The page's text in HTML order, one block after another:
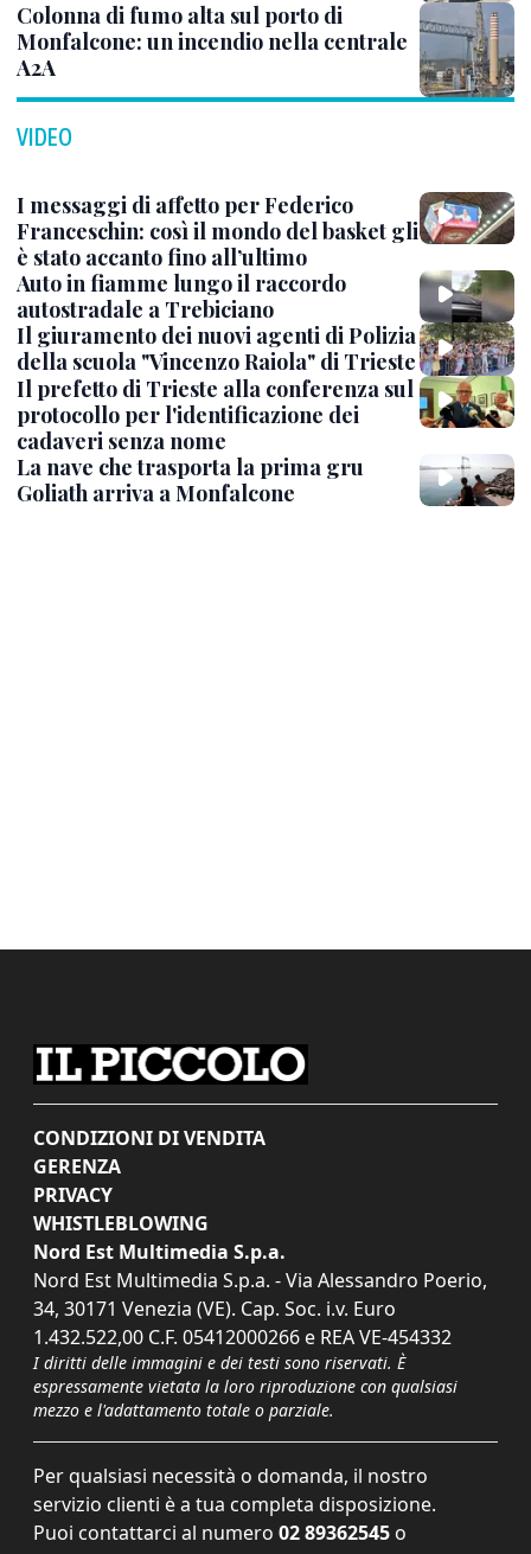
Colonna di fumo alta sul porto di
Monfalcone: un incendio nella centrale
A2A
VIDEO
I messaggi di affetto per Federico
Franceschin: così il mondo del basket gli
è stato accanto fino all’ultimo
Auto in fiamme lungo il raccordo
autostradale a Trebiciano
Il giuramento dei nuovi agenti di Polizia
della scuola "Vincenzo Raiola" di Trieste
Il prefetto di Trieste alla conferenza sul
protocollo per l'identificazione dei
cadaveri senza nome
La nave che trasporta la prima gru
Goliath arriva a Monfalcone
CONDIZIONI DI VENDITA
GERENZA
PRIVACY
WHISTLEBLOWING
Nord Est Multimedia S.p.a.
Nord Est Multimedia S.p.a. - Via Alessandro Poerio,
34, 30171 Venezia (VE). Cap. Soc. i.v. Euro
1.432.522,00 C.F. 05412000266 e REA VE-454332
I diritti delle immagini e dei testi sono riservati. È
espressamente vietata la loro riproduzione con qualsiasi
mezzo e l'adattamento totale o parziale.
Per qualsiasi necessità o domanda, il nostro
servizio clienti è a tua completa disposizione.
Puoi contattarci al numero 02 89362545 o